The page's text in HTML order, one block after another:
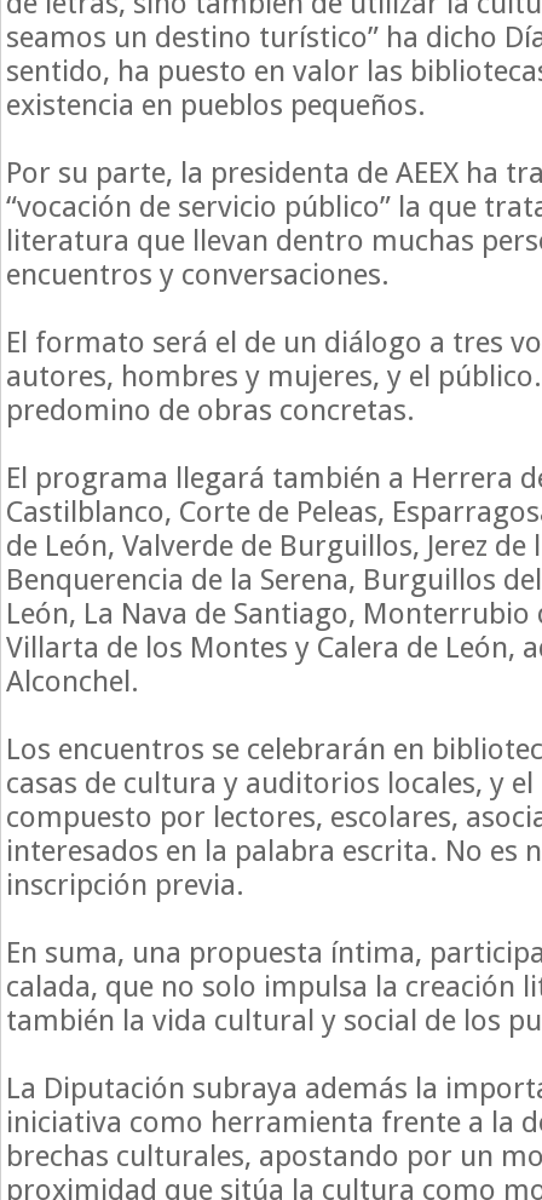
seamos un destino turístico” ha dicho
sentido, ha puesto en valor las
existencia en pueblos pequeños.
Por su parte, la presidenta de AEEX ha
“vocación de servicio público” la que
literatura que llevan dentro muchas
encuentros y conversaciones.
El formato será el de un diálogo a tres
autores, hombres y mujeres, y el
predomino de obras concretas.
El programa llegará también a Herrera
Castilblanco, Corte de Peleas,
de León, Valverde de Burguillos, Jerez de
Benquerencia de la Serena, Burguillos
León, La Nava de Santiago, Monterrubio
Villarta de los Montes y Calera de León,
Alconchel.
Los encuentros se celebrarán en
casas de cultura y auditorios locales, y
compuesto por lectores, escolares,
interesados en la palabra escrita. No es
inscripción previa.
En suma, una propuesta íntima,
calada, que no solo impulsa la creación
también la vida cultural y social de los
La Diputación subraya además la
iniciativa como herramienta frente a la
brechas culturales, apostando por un
proximidad que sitúa la cultura como